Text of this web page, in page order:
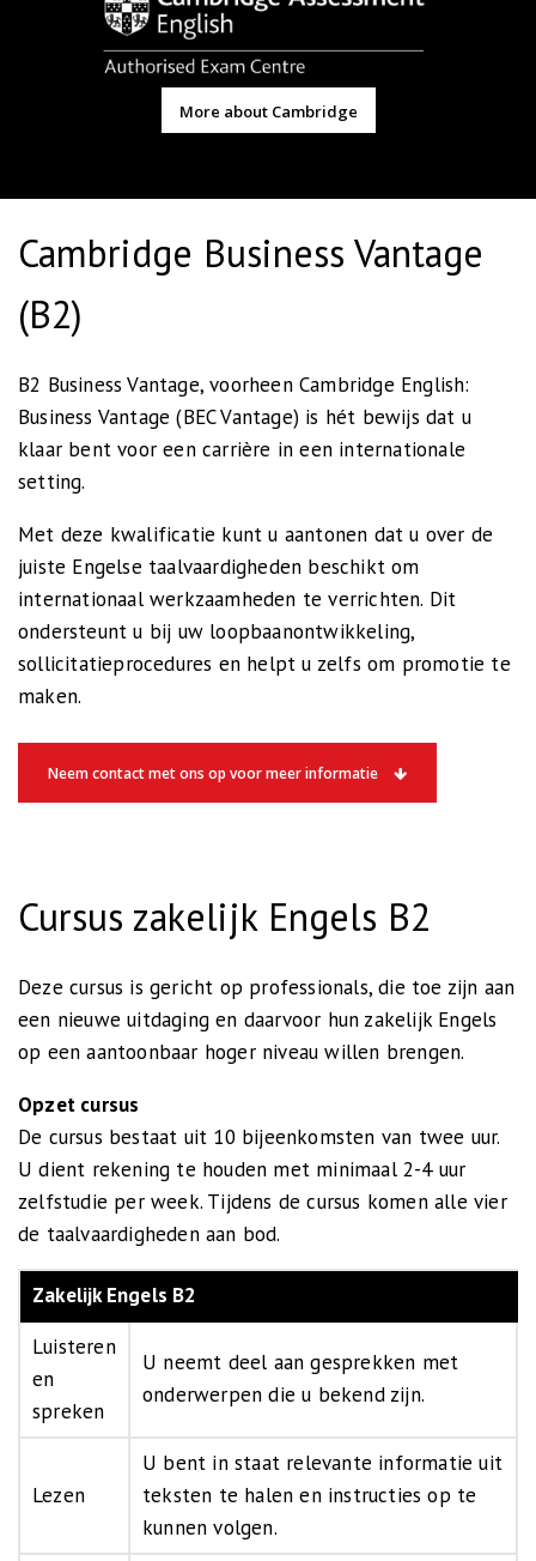
More about Cambridge
Cambridge Business Vantage
(B2)
B2 Business Vantage, voorheen Cambridge English:
Business Vantage (BEC Vantage) is hét bewijs dat u
klaar bent voor een carrière in een internationale
setting.
Met deze kwalificatie kunt u aantonen dat u over de
juiste Engelse taalvaardigheden beschikt om
internationaal werkzaamheden te verrichten. Dit
ondersteunt u bij uw loopbaanontwikkeling,
sollicitatieprocedures en helpt u zelfs om promotie te
maken.
Neem contact met ons op voor meer informatie
Cursus zakelijk Engels B2
Deze cursus is gericht op professionals, die toe zijn aan
een nieuwe uitdaging en daarvoor hun zakelijk Engels
op een aantoonbaar hoger niveau willen brengen.
Opzet cursus
De cursus bestaat uit 10 bijeenkomsten van twee uur.
U dient rekening te houden met minimaal 2-4 uur
zelfstudie per week. Tijdens de cursus komen alle vier
de taalvaardigheden aan bod.
Zakelijk Engels B2
Luisteren
en
spreken
U neemt deel aan gesprekken met
onderwerpen die u bekend zijn.
Lezen
U bent in staat relevante informatie uit
teksten te halen en instructies op te
kunnen volgen.